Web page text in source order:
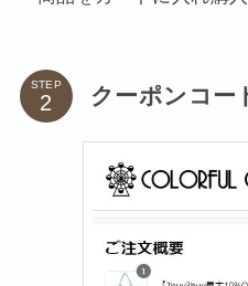
STEP クーポンコー